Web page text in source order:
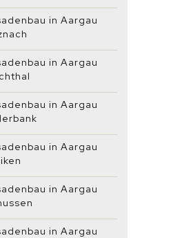
in Aargau
in Aargau
in Aargau
in Aargau
in Aargau
in Aargau